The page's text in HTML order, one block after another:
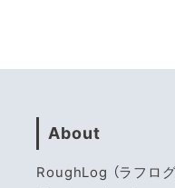
About
RoughLog （ラフロ